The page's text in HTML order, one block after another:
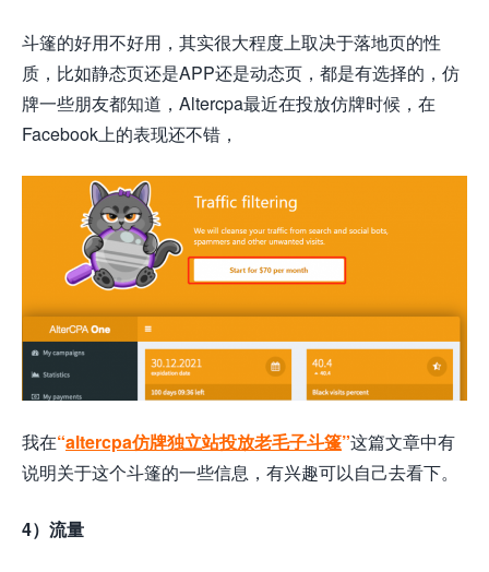
斗篷的好用不好用，其实很大程度上取决于落地页的性
质，比如静态页还是APP还是动态页，都是有选择的，仿
牌一些朋友都知道，Altercpa最近在投放仿牌时候，在
Facebook上的表现还不错，
我在“altercpa仿牌独立站投放老毛子斗篷”这篇文章中有
说明关于这个斗篷的一些信息，有兴趣可以自己去看下。
4）流量